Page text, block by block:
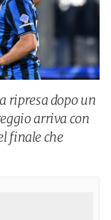
ripresa dopo un
arriva con
finale che